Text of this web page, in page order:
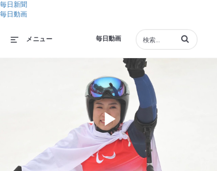
毎日新聞
毎日動画
毎日動画
メニュー 動画の検索語句
Play